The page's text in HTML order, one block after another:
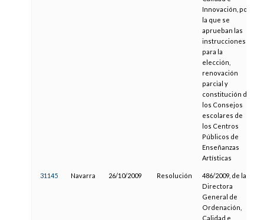
Innovación, por
la que se
aprueban las
instrucciones
para la
elección,
renovación
parcial y
constitución de
los Consejos
escolares de
los Centros
Públicos de
Enseñanzas
Artísticas
31145 Navarra 26/10/2009 Resolución
486/2009, de la
Directora
General de
Ordenación,
Calidad e